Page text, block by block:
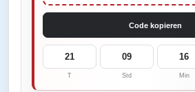
Code kopieren
21
T
09
Std
16
Min